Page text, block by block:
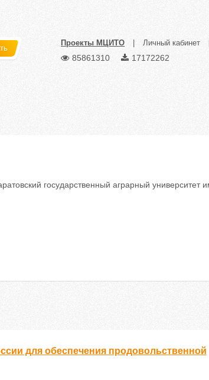
Проекты МЦИТО Личный кабинет
85861310 17172262
государственный аграрный университет
для обеспечения продовольственной